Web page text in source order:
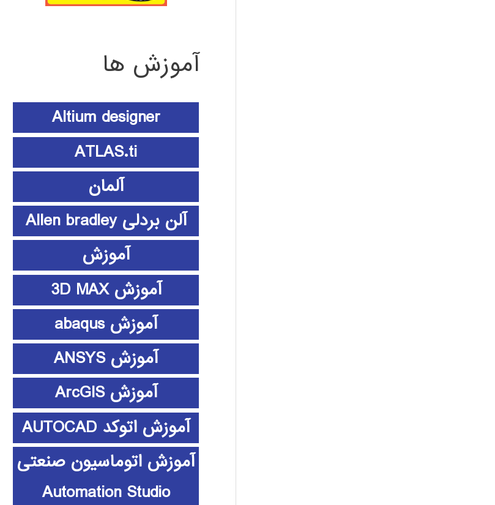
آموزش ها
Altium designer
ATLAS.ti
آلمان
آلن بردلی Allen bradley
آموزش
آموزش 3D MAX
آموزش abaqus
آموزش ANSYS
آموزش ArcGIS
آموزش اتوکد AUTOCAD
آموزش اتوماسیون صنعتی
Automation Studio